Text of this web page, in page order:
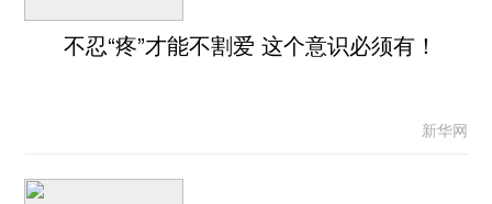
不忍“疼”才能不割爱 这个意识必须有！
新华网